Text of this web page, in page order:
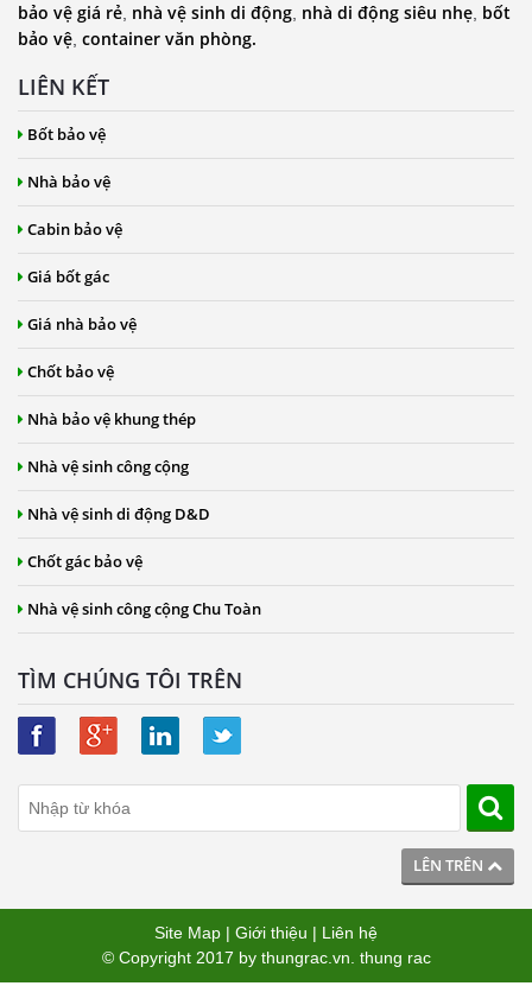
LÊN TRÊN
bảo vệ giá rẻ, nhà vệ sinh di động, nhà di động siêu nhẹ, bốt
bảo vệ, container văn phòng.
LIÊN KẾT
Bốt bảo vệ
Nhà bảo vệ
Cabin bảo vệ
Giá bốt gác
Giá nhà bảo vệ
Chốt bảo vệ
Nhà bảo vệ khung thép
Nhà vệ sinh công cộng
Nhà vệ sinh di động D&D
Chốt gác bảo vệ
Nhà vệ sinh công cộng Chu Toàn
TÌM CHÚNG TÔI TRÊN
Site Map | Giới thiệu | Liên hệ
© Copyright 2017 by thungrac.vn. thung rac